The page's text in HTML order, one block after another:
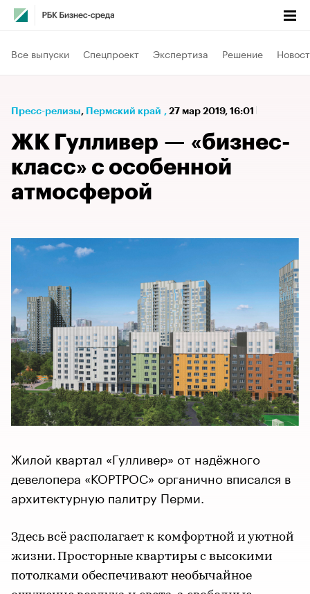
Все выпуски Спецпроект Экспертиза Решение
Пресс-релизы⁠, Пермский край , 27 мар 2019, 16:01
ЖК Гулливер — «бизнес-
класс» с особенной
атмосферой
Жилой квартал «Гулливер» от надёжного
девелопера «КОРТРОС» органично вписался в
архитектурную палитру Перми.
Здесь всё располагает к комфортной и уютной
жизни. Просторные квартиры с высокими
потолками обеспечивают необычайное